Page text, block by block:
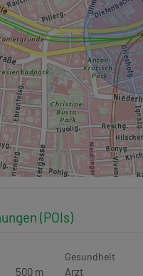
(POIs)
500 m
Gesundheit
Arzt